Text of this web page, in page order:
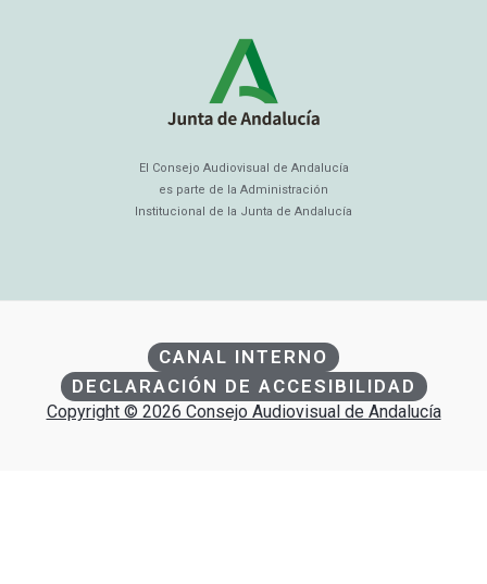
El Consejo Audiovisual de Andalucía
es parte de la Administración
Institucional de la Junta de Andalucía
CANAL INTERNO
DECLARACIÓN DE ACCESIBILIDAD
Copyright © 2026 Consejo Audiovisual de Andalucía